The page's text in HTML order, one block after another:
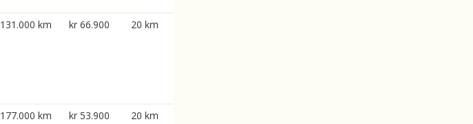
131.000 km kr 66.900 20 km
177.000 km kr 53.900 20 km